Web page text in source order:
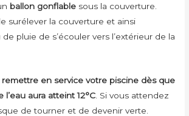
ballon gonflable sous la couverture.
surélever la couverture et ainsi
pluie de s’écouler vers l’extérieur de la
remettre en service votre piscine dès que
aura atteint 12°C . Si vous attendez
de tourner et de devenir verte.